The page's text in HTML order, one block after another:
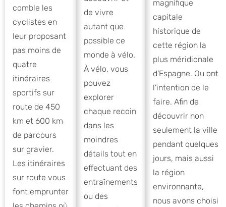
comble les
cyclistes en
leur proposant
pas moins de
quatre
itinéraires
sportifs sur
route de 450
km et 600 km
de parcours
sur gravier.
Les itinéraires
sur route vous
font emprunter
de vivre
autant que
possible ce
monde à vélo.
À vélo, vous
pouvez
explorer
chaque recoin
dans les
moindres
détails tout en
effectuant des
entraînements
ou des
magnifique
capitale
historique de
cette région la
plus méridionale
d'Espagne. Ou ont
l'intention de le
faire. Afin de
découvrir non
seulement la ville
pendant quelques
jours, mais aussi
la région
environnante,
nous avons choisi